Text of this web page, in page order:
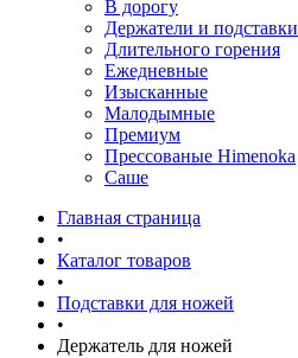
В дорогу
Держатели и подставки
Длительного горения
Ежедневные
Изысканные
Малодымные
Премиум
Прессованые Himenoka
Саше
Главная страница
•
Каталог товаров
•
Подставки для ножей
•
Держатель для ножей